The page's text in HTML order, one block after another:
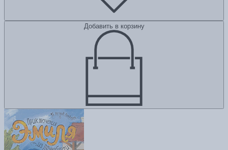
Добавить в корзину